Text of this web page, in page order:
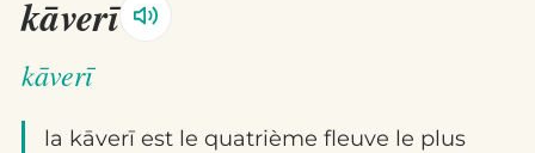
Contact
kāverī
kāverī
la kāverī est le quatrième fleuve le plus